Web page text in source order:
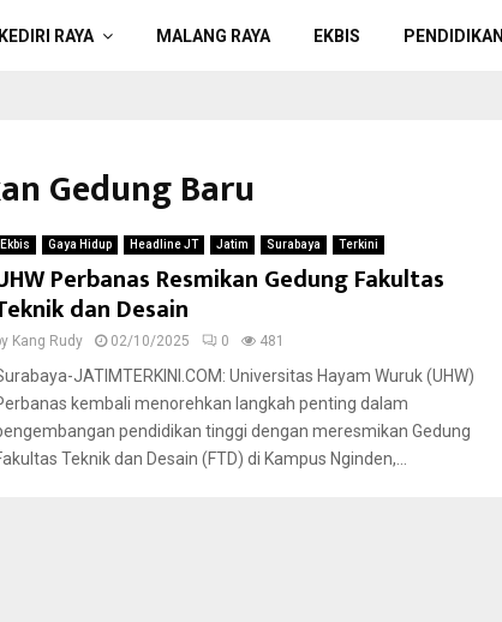
KEDIRI RAYA MALANG RAYA EKBIS PENDIDIKAN
Gedung Baru
Ekbis Gaya Hidup Headline JT Jatim Surabaya Terkini
Perbanas Resmikan Gedung Fakultas
dan Desain
Kang Rudy 02/10/2025 0 481
JATIMTERKINI.COM: Universitas Hayam Wuruk (UHW)
kembali menorehkan langkah penting dalam
pendidikan tinggi dengan meresmikan Gedung
Teknik dan Desain (FTD) di Kampus Nginden,...